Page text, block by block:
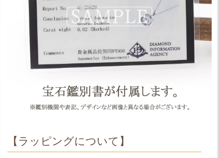
【ラッピングについて】